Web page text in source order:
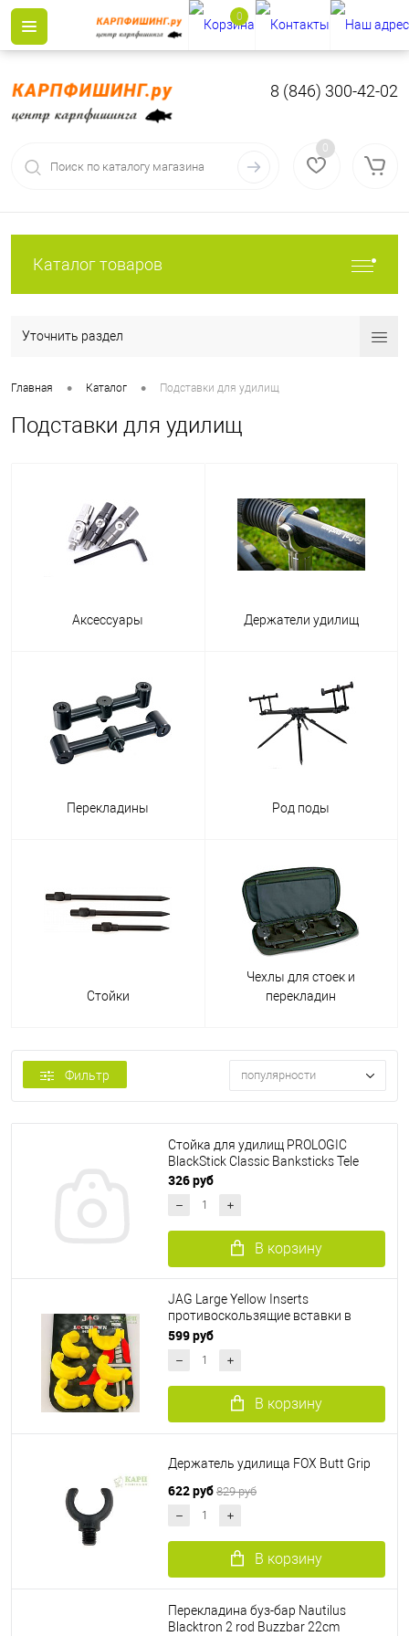
8 (846) 300-42-02
0
Каталог товаров
Уточнить раздел
Главная • Каталог • Подставки для удилищ
Подставки для удилищ
Аксессуары Держатели удилищ
Перекладины Род поды
Стойки
Чехлы для стоек и
перекладин
Фильтр популярности
Стойка для удилищ PROLOGIC
BlackStick Classic Banksticks Tele
326 руб
В корзину
JAG Large Yellow Inserts
противоскользящие вставки в
держатель удилища 6шт.
599 руб
В корзину
Держатель удилища FOX Butt Grip
622 руб 829 руб
В корзину
Перекладина буз-бар Nautilus
Blacktron 2 rod Buzzbar 22cm
0